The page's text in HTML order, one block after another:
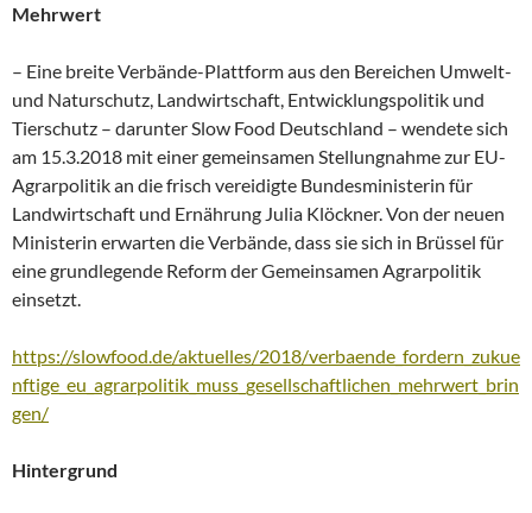
Mehrwert
– Eine breite Verbände-Plattform aus den Bereichen Umwelt-
und Naturschutz, Landwirtschaft, Entwicklungspolitik und
Tierschutz – darunter Slow Food Deutschland – wendete sich
am 15.3.2018 mit einer gemeinsamen Stellungnahme zur EU-
Agrarpolitik an die frisch vereidigte Bundesministerin für
Landwirtschaft und Ernährung Julia Klöckner. Von der neuen
Ministerin erwarten die Verbände, dass sie sich in Brüssel für
eine grundlegende Reform der Gemeinsamen Agrarpolitik
einsetzt.
https://slowfood.de/aktuelles/2018/verbaende_fordern_zukue
nftige_eu_agrarpolitik_muss_gesellschaftlichen_mehrwert_brin
gen/
Hintergrund